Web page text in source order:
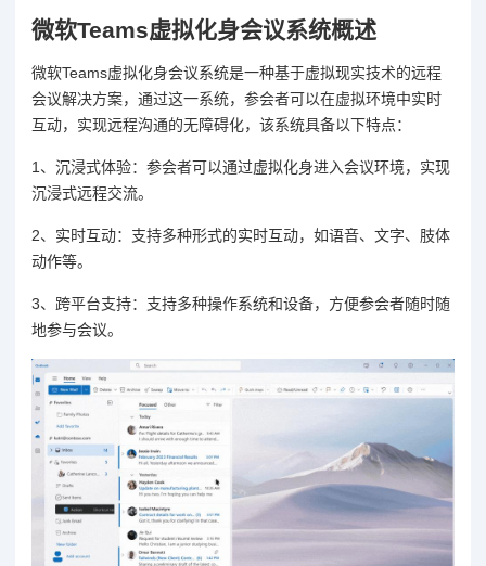
微软Teams虚拟化身会议系统概述
微软Teams虚拟化身会议系统是一种基于虚拟现实技术的远程
会议解决方案，通过这一系统，参会者可以在虚拟环境中实时
互动，实现远程沟通的无障碍化，该系统具备以下特点：
1、沉浸式体验：参会者可以通过虚拟化身进入会议环境，实现
沉浸式远程交流。
2、实时互动：支持多种形式的实时互动，如语音、文字、肢体
动作等。
3、跨平台支持：支持多种操作系统和设备，方便参会者随时随
地参与会议。